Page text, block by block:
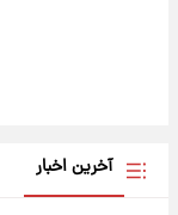
آخرین اخبار